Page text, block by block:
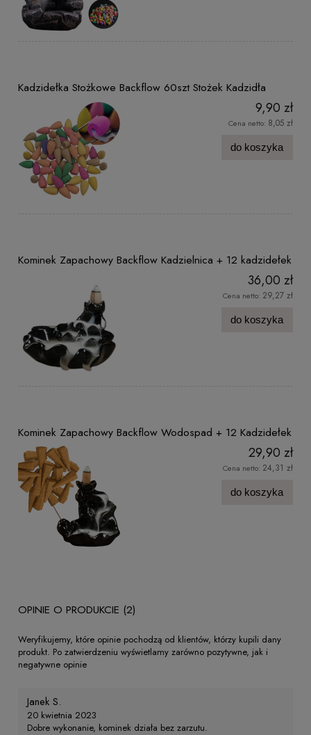
Kadzidełka Stożkowe Backflow 60szt Stożek Kadzidła
9,90 zł
Cena netto: 8,05 zł
do koszyka
Kominek Zapachowy Backflow Kadzielnica + 12 kadzidełek
36,00 zł
Cena netto: 29,27 zł
do koszyka
Kominek Zapachowy Backflow Wodospad + 12 Kadzidełek
29,90 zł
Cena netto: 24,31 zł
do koszyka
OPINIE O PRODUKCIE (2)
Weryfikujemy, które opinie pochodzą od klientów, którzy kupili dany
produkt. Po zatwierdzeniu wyświetlamy zarówno pozytywne, jak i
negatywne opinie
Janek S.
20 kwietnia 2023
Dobre wykonanie, kominek działa bez zarzutu.